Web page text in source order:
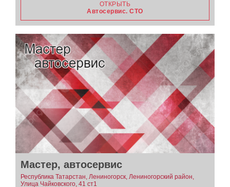
ОТКРЫТЬ
Автосервис. СТО
Мастер, автосервис
Республика Татарстан, Лениногорск, Лениногорский район,
Улица Чайковского, 41 ст1